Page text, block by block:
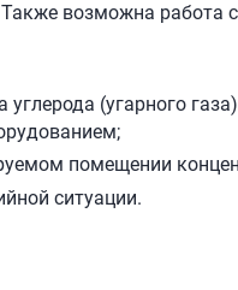
возможна работа
(угарного
помещении
ситуации.